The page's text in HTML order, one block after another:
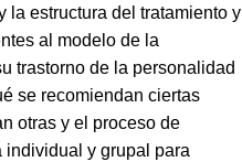
la estructura del tratamiento y
al modelo de la
trastorno de la personalidad
se recomiendan ciertas
otras y el proceso de
individual y grupal para